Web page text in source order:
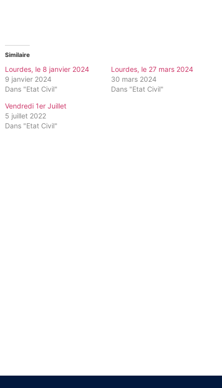
Similaire
Lourdes, le 8 janvier 2024
9 janvier 2024
Dans "Etat Civil"
Lourdes, le 27 mars 2024
30 mars 2024
Dans "Etat Civil"
Vendredi 1er Juillet
5 juillet 2022
Dans "Etat Civil"